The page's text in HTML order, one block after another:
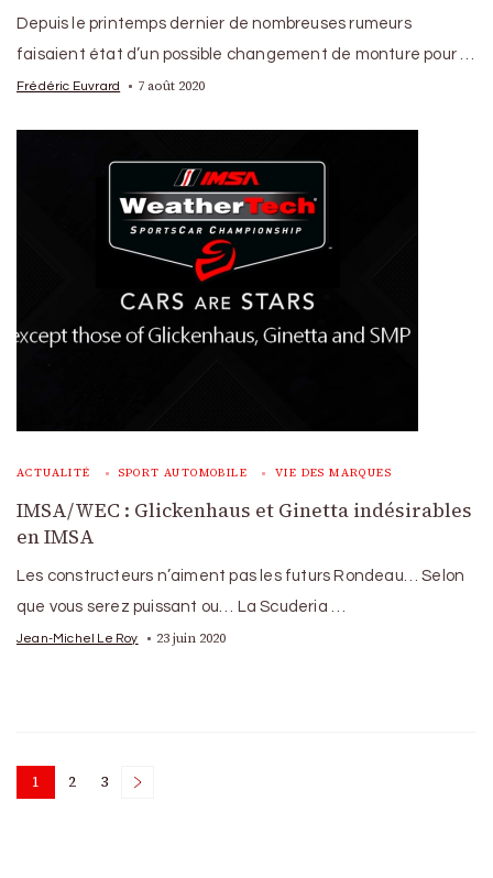
Depuis le printemps dernier de nombreuses rumeurs
faisaient état d’un possible changement de monture pour …
Frédéric Euvrard 7 août 2020
ACTUALITÉ SPORT AUTOMOBILE VIE DES MARQUES
IMSA/WEC : Glickenhaus et Ginetta indésirables
en IMSA
Les constructeurs n’aiment pas les futurs Rondeau… Selon
que vous serez puissant ou… La Scuderia …
Jean-Michel Le Roy 23 juin 2020
Posts
Page
1 Page
2 Page
3